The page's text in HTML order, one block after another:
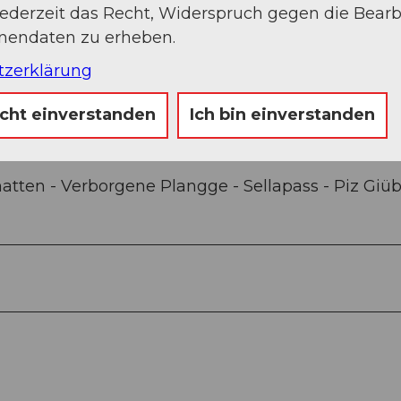
Sep Okt Nov Dez
- Verborgene Plangge - Sellapass - Piz
das Recht, Widerspruch gegen die
zu erheben.
einverstanden Ich bin einverstanden